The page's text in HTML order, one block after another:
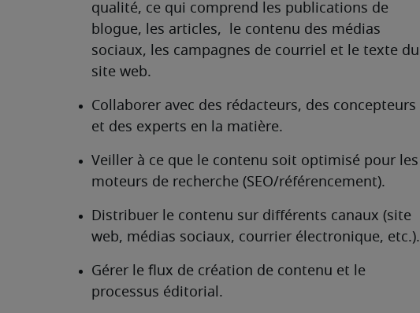
qualité, ce qui comprend les publications de
blogue, les articles,  le contenu des médias
sociaux, les campagnes de courriel et le texte du
site web.
Collaborer avec des rédacteurs, des concepteurs
et des experts en la matière.
Veiller à ce que le contenu soit optimisé pour les
moteurs de recherche (SEO/référencement).
Distribuer le contenu sur différents canaux (site
web, médias sociaux, courrier électronique, etc.).
Gérer le flux de création de contenu et le
processus éditorial.